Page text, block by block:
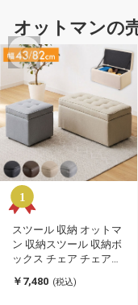
オットマンの
スツール 収納 オットマ
ン 収納スツール 収納ボ
ックス チェア チェアー
長方形 メイクボックス
￥7,480 (税込)